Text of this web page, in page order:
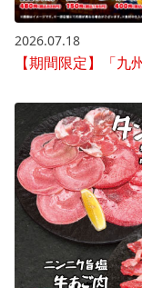
2026.07.18
【期間限定】「九